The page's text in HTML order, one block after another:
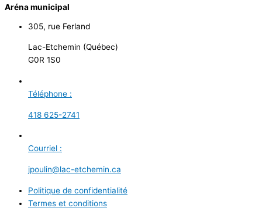
Aréna municipal
305, rue Ferland
Lac-Etchemin (Québec)
G0R 1S0
Téléphone :
418 625-2741
Courriel :
jpoulin@lac-etchemin.ca
Politique de confidentialité
Termes et conditions